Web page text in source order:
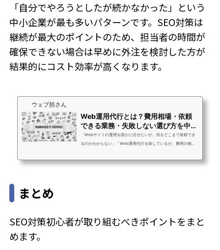
「自分でやろうとしたが続かなかった」という
中小企業が最も多いパターンです。SEO対策は
継続が最大のポイントのため、担当者の時間が
確保できない場合は早めに外注を検討した方が
結果的にコスト効率が高くなります。
ウェブ担さん
Web運用代行とは？費用相場・依頼
できる業務・失敗しない選び方を中小
企業向けに徹...
「Webサイトの運用を誰かに任せたいが、何をどこまで依頼でき
るのかわからない」「Web運用代行を探しているが、費用の相場
ているかわからなかった。次こそ失敗したくない」ウェブ担さん
まとめ
SEO対策初心者が取り組むべきポイントをまと
めます。